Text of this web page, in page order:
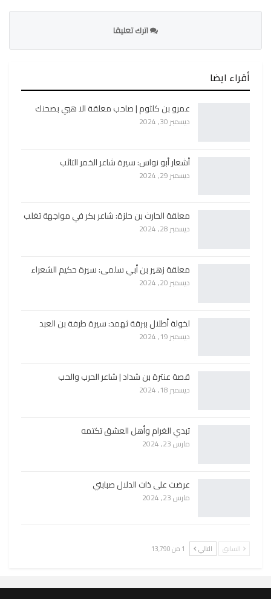
اترك تعليقا
أقراء ايضا
عمرو بن كلثوم | صاحب معلقة الا هبي بصحنك
ديسمبر 30, 2024
أشعار أبو نواس: سيرة شاعر الخمر التائب
ديسمبر 29, 2024
معلقة الحارث بن حلزة: شاعر بكر في مواجهة تغلب
ديسمبر 28, 2024
معلقة زهير بن أبي سلمى: سيرة حكيم الشعراء
ديسمبر 20, 2024
لخولة أطلال ببرقة ثهمد: سيرة طرفة بن العبد
ديسمبر 19, 2024
قصة عنترة بن شداد | شاعر الحرب والحب
ديسمبر 18, 2024
تبدي الغرام وأهل العشق تكتمه
مارس 23, 2024
عرضت على ذات الدلال صبابتي
مارس 23, 2024
السابق التالي 1 من 13٬790